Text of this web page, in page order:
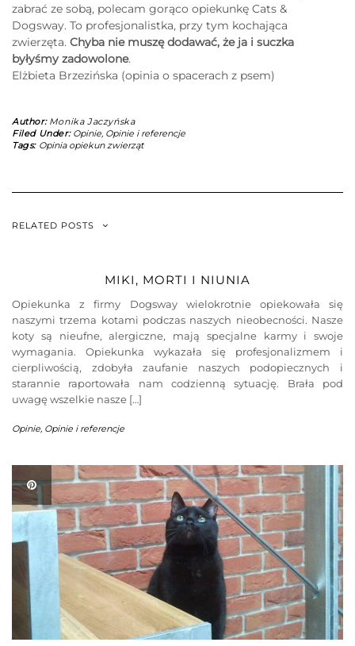
zabrać ze sobą, polecam gorąco opiekunkę Cats &
Dogsway. To profesjonalistka, przy tym kochająca
zwierzęta. Chyba nie muszę dodawać, że ja i suczka
byłyśmy zadowolone.
Elżbieta Brzezińska (opinia o spacerach z psem)
Author: Monika Jaczyńska
Filed Under: Opinie, Opinie i referencje
Tags: Opinia opiekun zwierząt
RELATED POSTS
MIKI, MORTI I NIUNIA
Opiekunka z firmy Dogsway wielokrotnie opiekowała się
naszymi trzema kotami podczas naszych nieobecności. Nasze
koty są nieufne, alergiczne, mają specjalne karmy i swoje
wymagania. Opiekunka wykazała się profesjonalizmem i
cierpliwością, zdobyła zaufanie naszych podopiecznych i
starannie raportowała nam codzienną sytuację. Brała pod
uwagę wszelkie nasze […]
Opinie Opinie i referencje